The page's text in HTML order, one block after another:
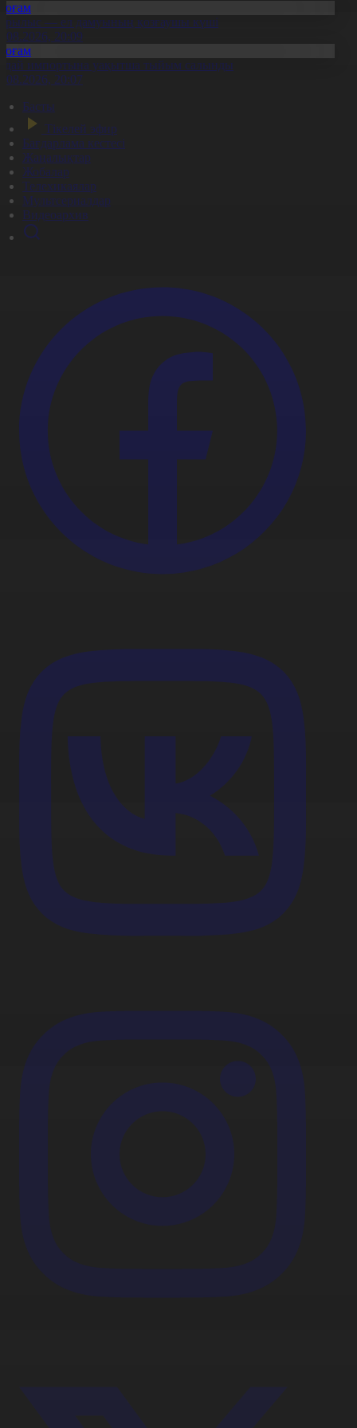
— ел дамуының қозғаушы күші
20:09
импортына уақытша тыйым салынды
20:07
Басты
Тікелей эфир
Бағдарлама кестесі
Жаңалықтар
Жобалар
Телехикаялар
Мультсериалдар
Видеоархив